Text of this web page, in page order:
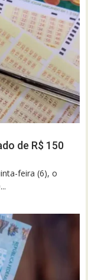
de R$ 150
feira (6), o